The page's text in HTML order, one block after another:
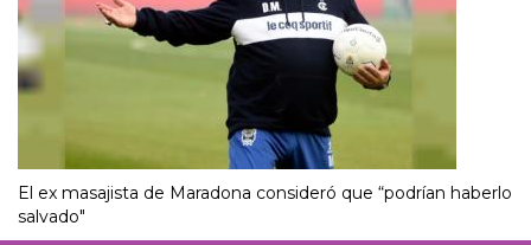
El ex masajista de Maradona consideró que “podrían haberlo
salvado"